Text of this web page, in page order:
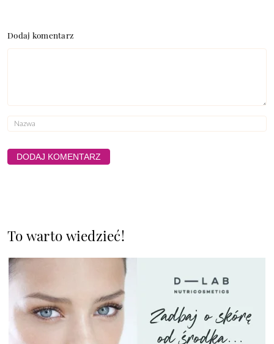
Dodaj komentarz
To warto wiedzieć!